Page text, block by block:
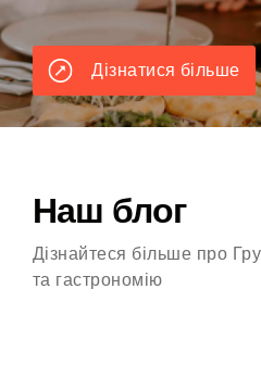
Дізнатися більше
Наш блог
Дізнайтеся більше про
та гастрономію